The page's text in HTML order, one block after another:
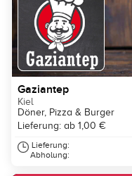
Gaziantep
Kiel
Döner, Pizza & Burger
Lieferung: ab 1,00 €
Lieferung:
Abholung: